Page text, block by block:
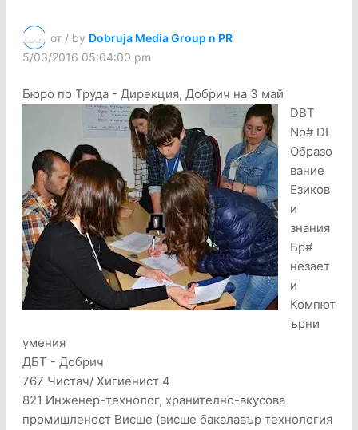
от / by Dobruja Media Group n PR
5/03/2016 05:04:00 pm
Бюро по Труда - Дирекция, Добрич на 3 май
DBT
No# DL
Образо
вание
Езиков
и
знания
Бр#
незает
и
Компют
ърни
умения
ДБТ - Добрич
767 Чистач/ Хигиенист 4
821 Инженер-технолог, хранително-вкусова
промишленост Висше (висше бакалавър технология